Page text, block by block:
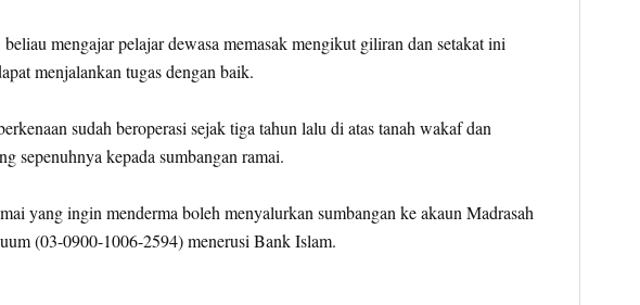
mengajar pelajar dewasa memasak mengikut giliran dan setakat ini
menjalankan tugas dengan baik.
sudah beroperasi sejak tiga tahun lalu di atas tanah wakaf dan
sepenuhnya kepada sumbangan ramai.
yang ingin menderma boleh menyalurkan sumbangan ke akaun Madrasah
(03-0900-1006-2594) menerusi Bank Islam.